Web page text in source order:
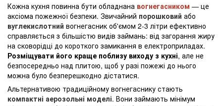
Кожна кухня повинна бути обладнана вогнегасником — це
аксіома пожежної безпеки. Звичайний порошковий або
вуглекислотний вогнегасник об'ємом 2-3 літри ефективно
справляється з більшістю видів займань: від загорання жиру
на сковорідці до короткого замикання в електроприладах.
Розміщувати його краще поблизу виходу з кухні, але не
безпосередньо над плитою, щоб у разі пожежі до нього
можна було безперешкодно дістатися.
Альтернативою традиційному вогнегаснику стають
компактні аерозольні моделі. Вони займають мінімум